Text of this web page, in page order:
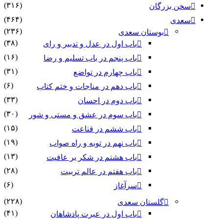
سخن بزرگان
(۳۱۶)
سعدی
(۴۶۴)
بوستان سعدی
(۲۳۶)
باب اول در عدل و تدبیر و رای
(۳۸)
باب پنجم در باب تسلیم و رضا
(۱۶)
باب چهارم در تواضع
(۳۱)
باب دهم در مناجات و ختم کتاب
(۶)
باب دوم در احسان
(۳۳)
باب سوم در عشق و مستی و شور
(۳۰)
باب ششم در قناعت
(۱۵)
باب نهم در توبه و راه صواب
(۱۹)
باب هشتم در شکر بر عافیت
(۱۳)
باب هفتم در عالم تربیت
(۲۸)
سرآغاز
(۶)
گلستان سعدی
(۲۲۸)
باب اول در عبرت پادشاهان
(۴۱)